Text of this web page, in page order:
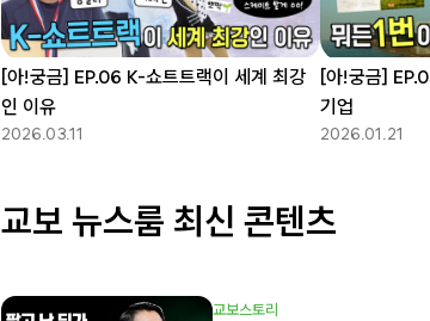
[아!궁금] EP.06 K-쇼트트랙이 세계 최강
인 이유
2026.03.11
[아!궁금]
기업
2026.01.21
교보 뉴스룸 최신 콘텐츠
교보스토리